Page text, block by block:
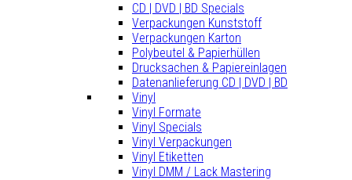
CD | DVD | BD Specials
Verpackungen Kunststoff
Verpackungen Karton
Polybeutel & Papierhüllen
Drucksachen & Papiereinlagen
Datenanlieferung CD | DVD | BD
Vinyl
Vinyl Formate
Vinyl Specials
Vinyl Verpackungen
Vinyl Etiketten
Vinyl DMM / Lack Mastering